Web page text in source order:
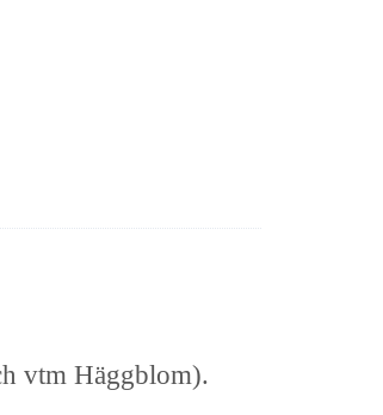
vtm Häggblom).